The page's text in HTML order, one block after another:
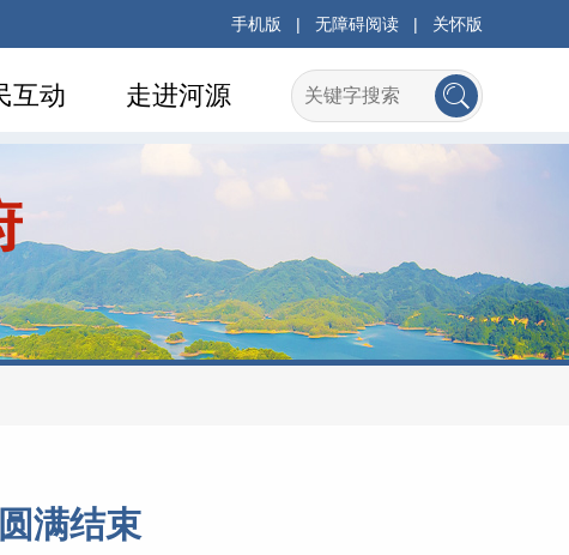
手机版 | 无障碍阅读 | 关怀版
走进河源
互动
满结束